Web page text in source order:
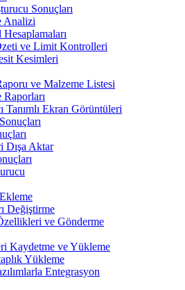
Sonuçları
Analizi
ve Limit Kontrolleri
Kesimleri
ve Malzeme Listesi
Tanımlı Ekran Görüntüleri
Dışa Aktar
Değiştirme
ve Gönderme
Kaydetme ve Yükleme
Yükleme
Entegrasyon